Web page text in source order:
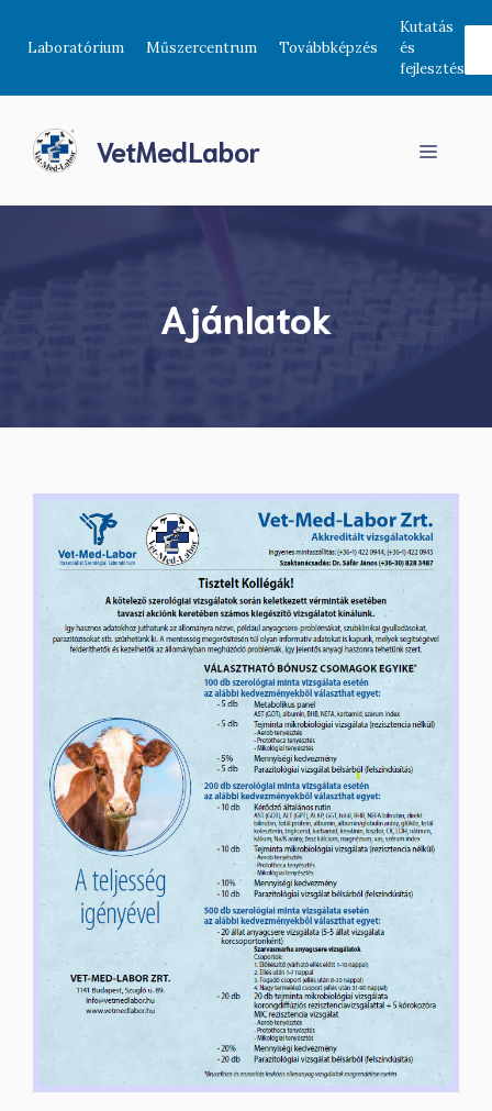
Laboratórium Műszercentrum Továbbképzés
Kutatás
és
fejlesztés
VetMedLabor Menu
Ajánlatok